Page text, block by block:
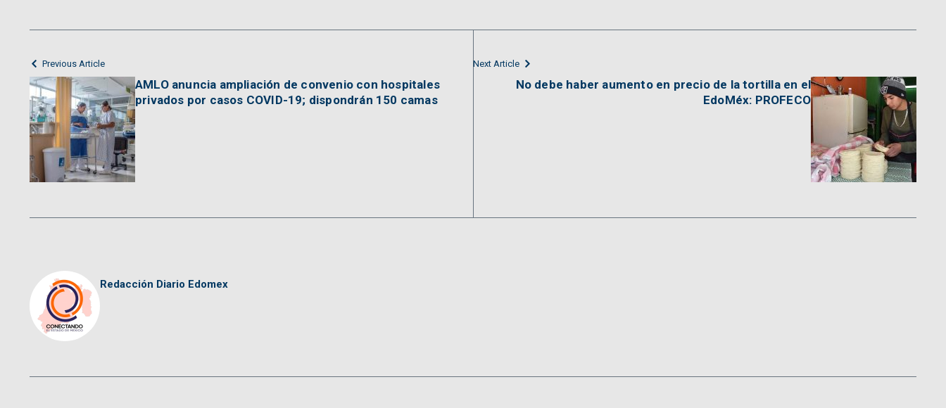
Previous Article
AMLO anuncia ampliación de convenio con hospitales
privados por casos COVID-19; dispondrán 150 camas
Next Article
No debe haber aumento en precio de la tortilla en el
EdoMéx: PROFECO
Redacción Diario Edomex